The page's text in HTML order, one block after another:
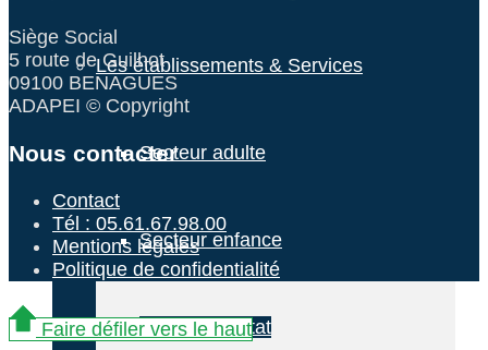
Les établissements & Services
Secteur adulte
Secteur enfance
Secteur habitat
Siège Social
5 route de Guilhot
09100 BENAGUES
ADAPEI © Copyright
Nous contacter
Contact
Tél : 05.61.67.98.00
Mentions légales
Politique de confidentialité
Faire défiler vers le haut